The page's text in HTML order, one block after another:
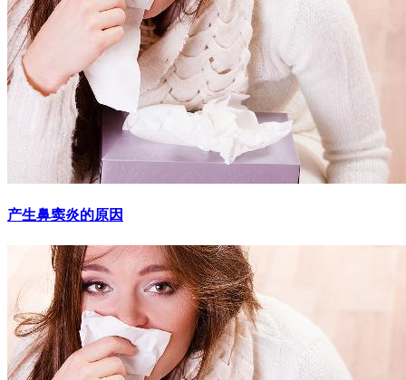
产生鼻窦炎的原因